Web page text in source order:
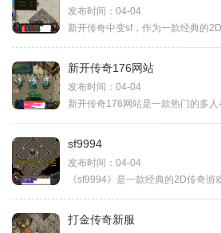
发布时间：04-04
新开传奇176网站
发布时间：04-04
sf9994
发布时间：04-04
打金传奇新服